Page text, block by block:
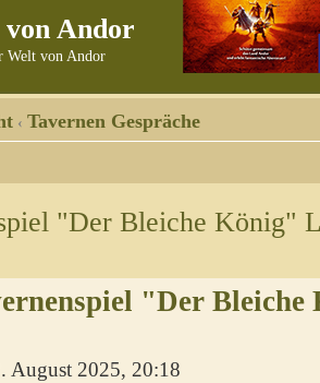
von Andor
Welt von Andor
‹ Tavernen Gespräche
"Der Bleiche König"
"Der
August 2025, 20:18